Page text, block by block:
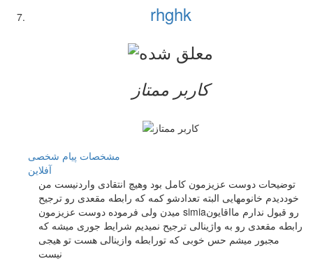
rhghk
کاربر ممتاز
مشخصات پیام شخصی
آفلاين
توضیحات دوست عزیزمون کامل بود وهیچ انتقادی واردنیست من
خوددیدم خانومهایی البته تعدادشو کمه که رابطه مقعدی رو ترجیح
میدن ولی فرموده دوست عزیزمون simiaرو قبول ندارم مااقایون
رابطه مقعدی رو به واژینالی ترجیح نمیدیم شرایط جوری میشه که
مجبور میشم حس خوبی که تورابطه وازینالی هست تو هیجی
نیست